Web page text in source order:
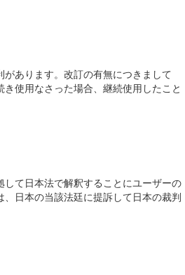
あります。改訂の有無につきまして
使用なさった場合、継続使用したこと
て日本法で解釈することにユーザーの
日本の当該法廷に提訴して日本の裁判